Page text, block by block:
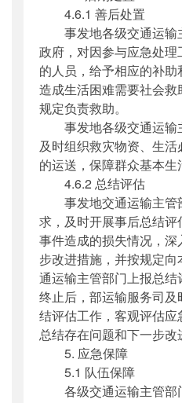
4.6.1 善后处置
事发地各级交通运输
政府，对因参与应急处
的人员，给予相应的补
造成生活困难需要社会
规定负责救助。
事发地各级交通运输
及时组织救灾物资、生
的运送，保障群众基本生
4.6.2 总结评估
事发地交通运输主管
求，及时开展事后总结
事件造成的损失情况，
步改进措施，并按规定
通运输主管部门上报总结
终止后，部运输服务司
结评估工作，客观评估应
总结存在问题和下一步改
5. 应急保障
5.1 队伍保障
各级交通运输主管部